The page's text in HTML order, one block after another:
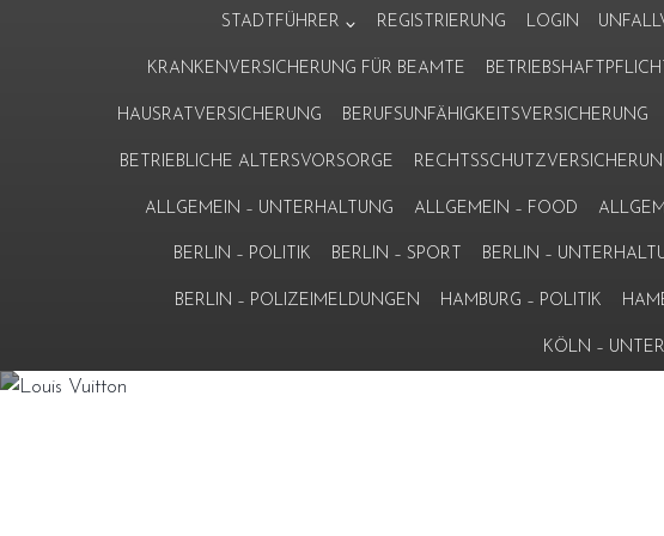
STADTFÜHRER REGISTRIERUNG LOGIN
KRANKENVERSICHERUNG FÜR BEAMTE
HAUSRATVERSICHERUNG BERUFSUNFÄHIGKEITSVERSICHERUNG
BETRIEBLICHE ALTERSVORSORGE
ALLGEMEIN – UNTERHALTUNG ALLGEMEIN – FOOD
BERLIN – POLITIK BERLIN – SPORT BERLIN –
BERLIN – POLIZEIMELDUNGEN HAMBURG – POLITIK
KÖLN –